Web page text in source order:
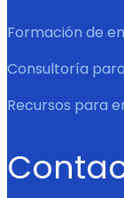
Formación de
Consultoría
Recursos para